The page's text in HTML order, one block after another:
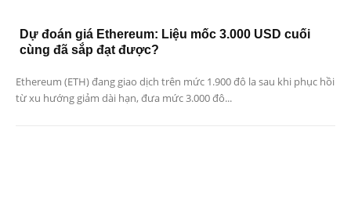
Dự đoán giá Ethereum: Liệu mốc 3.000 USD cuối
cùng đã sắp đạt được?
Ethereum (ETH) đang giao dịch trên mức 1.900 đô la sau khi phục hồi
từ xu hướng giảm dài hạn, đưa mức 3.000 đô...